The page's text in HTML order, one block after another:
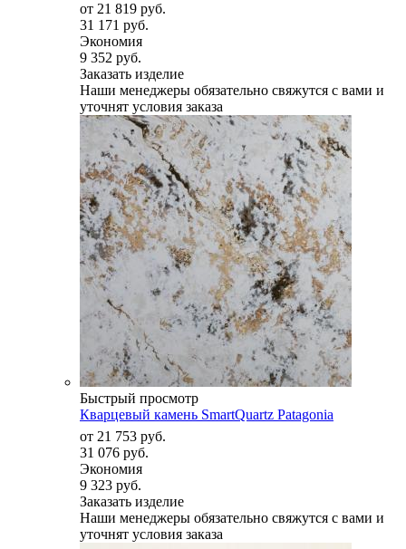
от 21 819 руб.
31 171 руб.
Экономия
9 352 руб.
Заказать изделие
Наши менеджеры обязательно свяжутся с вами и
уточнят условия заказа
Быстрый просмотр
Кварцевый камень SmartQuartz Patagonia
от 21 753 руб.
31 076 руб.
Экономия
9 323 руб.
Заказать изделие
Наши менеджеры обязательно свяжутся с вами и
уточнят условия заказа